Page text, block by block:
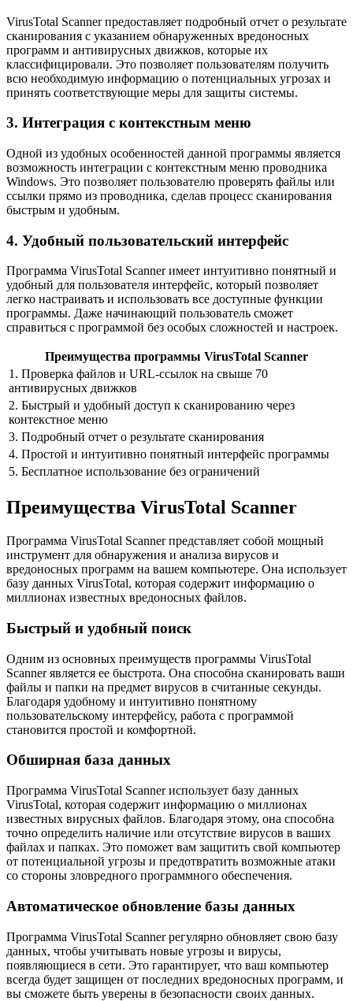
VirusTotal Scanner предоставляет подробный отчет о результате
сканирования с указанием обнаруженных вредоносных
программ и антивирусных движков, которые их
классифицировали. Это позволяет пользователям получить
всю необходимую информацию о потенциальных угрозах и
принять соответствующие меры для защиты системы.
3. Интеграция с контекстным меню
Одной из удобных особенностей данной программы является
возможность интеграции с контекстным меню проводника
Windows. Это позволяет пользователю проверять файлы или
ссылки прямо из проводника, сделав процесс сканирования
быстрым и удобным.
4. Удобный пользовательский интерфейс
Программа VirusTotal Scanner имеет интуитивно понятный и
удобный для пользователя интерфейс, который позволяет
легко настраивать и использовать все доступные функции
программы. Даже начинающий пользователь сможет
справиться с программой без особых сложностей и настроек.
Преимущества программы VirusTotal Scanner
1. Проверка файлов и URL-ссылок на свыше 70
антивирусных движков
2. Быстрый и удобный доступ к сканированию через
контекстное меню
3. Подробный отчет о результате сканирования
4. Простой и интуитивно понятный интерфейс программы
5. Бесплатное использование без ограничений
Преимущества VirusTotal Scanner
Программа VirusTotal Scanner представляет собой мощный
инструмент для обнаружения и анализа вирусов и
вредоносных программ на вашем компьютере. Она использует
базу данных VirusTotal, которая содержит информацию о
миллионах известных вредоносных файлов.
Быстрый и удобный поиск
Одним из основных преимуществ программы VirusTotal
Scanner является ее быстрота. Она способна сканировать ваши
файлы и папки на предмет вирусов в считанные секунды.
Благодаря удобному и интуитивно понятному
пользовательскому интерфейсу, работа с программой
становится простой и комфортной.
Обширная база данных
Программа VirusTotal Scanner использует базу данных
VirusTotal, которая содержит информацию о миллионах
известных вирусных файлов. Благодаря этому, она способна
точно определить наличие или отсутствие вирусов в ваших
файлах и папках. Это поможет вам защитить свой компьютер
от потенциальной угрозы и предотвратить возможные атаки
со стороны зловредного программного обеспечения.
Автоматическое обновление базы данных
Программа VirusTotal Scanner регулярно обновляет свою базу
данных, чтобы учитывать новые угрозы и вирусы,
появляющиеся в сети. Это гарантирует, что ваш компьютер
всегда будет защищен от последних вредоносных программ, и
вы сможете быть уверены в безопасности своих данных.